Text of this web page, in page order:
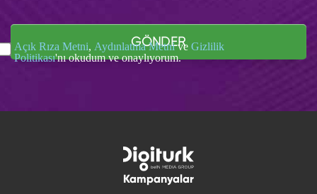
GÖNDER
Açık Rıza Metni, Aydınlatma Metnive Gizlilik
Politikası'nı okudum ve onaylıyorum.
Kampanyalar